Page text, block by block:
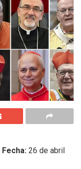
Fecha: 26 de abril